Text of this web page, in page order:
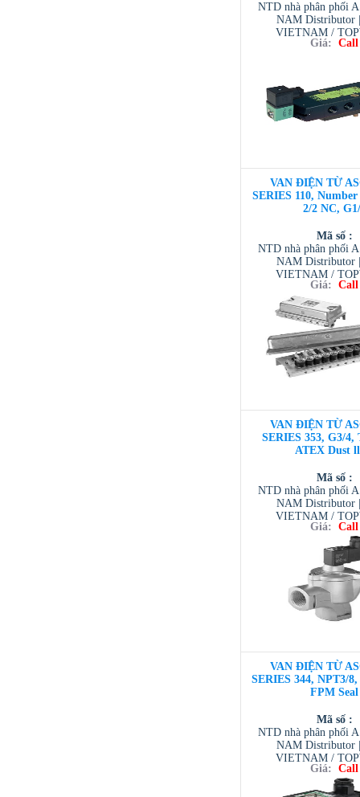
NTD nhà phân phối
NAM Distributor
VIETNAM /
VIETNAM /Giá: Call
VAN ĐIỆN TỪ
SERIES 110,
2/2 NC,
Mã số :
NTD nhà phân phối
NAM Distributor
VIETNAM /
VIETNAM /
/ TESCOM
Giá: Call
VAN ĐIỆN TỪ
SERIES 353, G3/4,
ATEX Dust
Mã số :
NTD nhà phân phối
NAM Distributor
VIETNAM /
VIETNAM /
/ TESCOM
Giá: Call
VAN ĐIỆN TỪ
SERIES 344, NPT3/8,
FPM Seal
Mã số :
NTD nhà phân phối
NAM Distributor
VIETNAM /
VIETNAM /
/ TESCOM
Giá: Call